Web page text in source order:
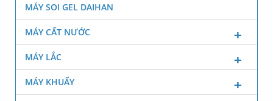
MÁY SOI GEL DAIHAN
MÁY CẤT NƯỚC
MÁY LẮC
MÁY KHUẤY